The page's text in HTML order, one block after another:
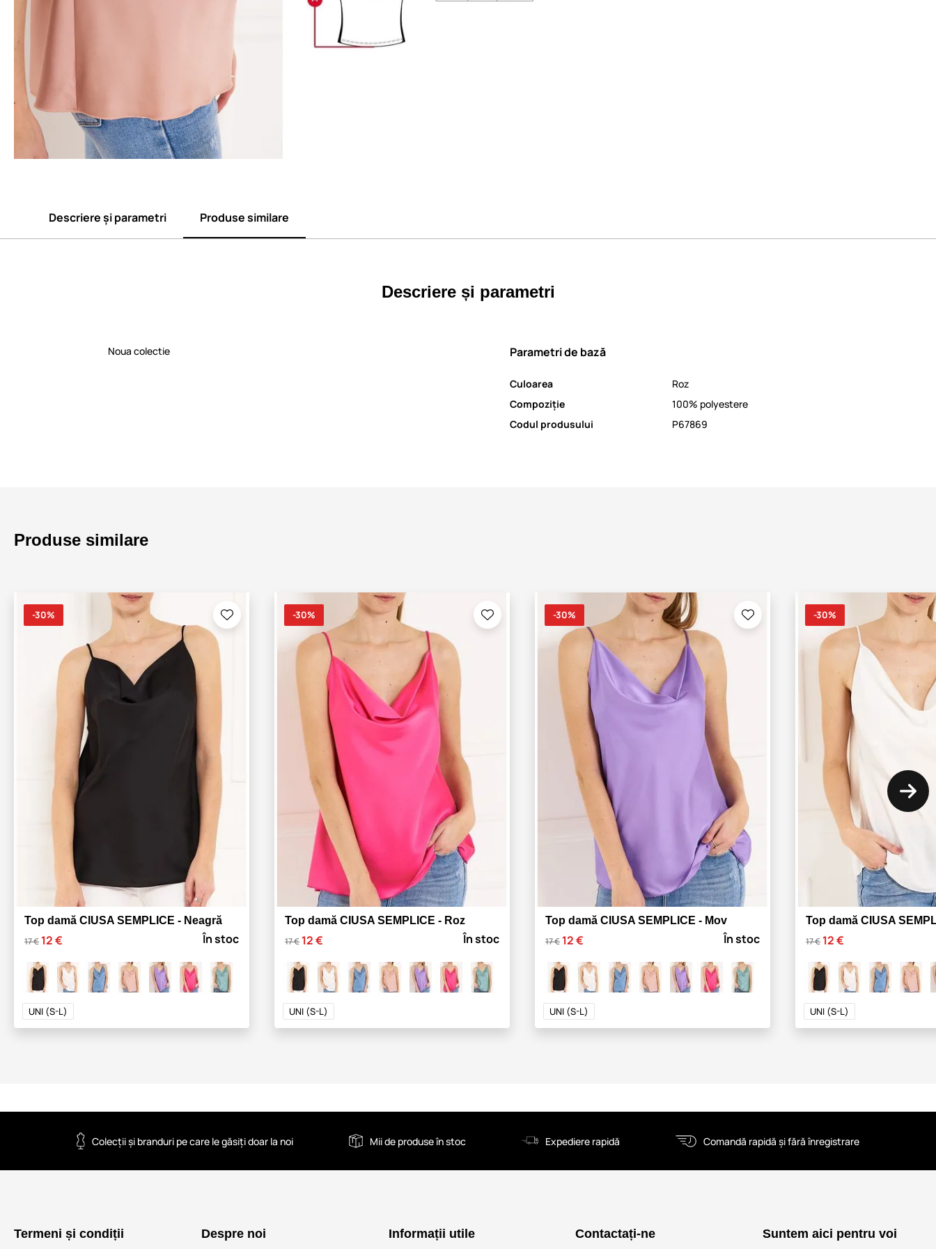
Descriere și parametri Produse similare
Descriere și parametri
Noua colectie Parametri de bază
Culoarea
Roz
Compoziție
100% polyestere
Codul produsului
P67869
Produse similare
-30%
Top damă CIUSA SEMPLICE - Neagră
17 € 12 € În stoc
UNI (S-L)
-30%
Top damă CIUSA SEMPLICE - Roz
17 € 12 € În stoc
UNI (S-L)
-30%
Top damă CIUSA SEMPLICE - Mov
17 € 12 € În stoc
UNI (S-L)
-30%
Top damă CIUSA
17 € 12 €
UNI (S-L)
Colecții și branduri pe care le găsiți doar la noi Mii de produse în stoc Expediere rapidă Comandă rapidă și fără înregistrare
Termeni și condiții Despre noi Informații utile Contactați-ne Suntem aici pentru voi